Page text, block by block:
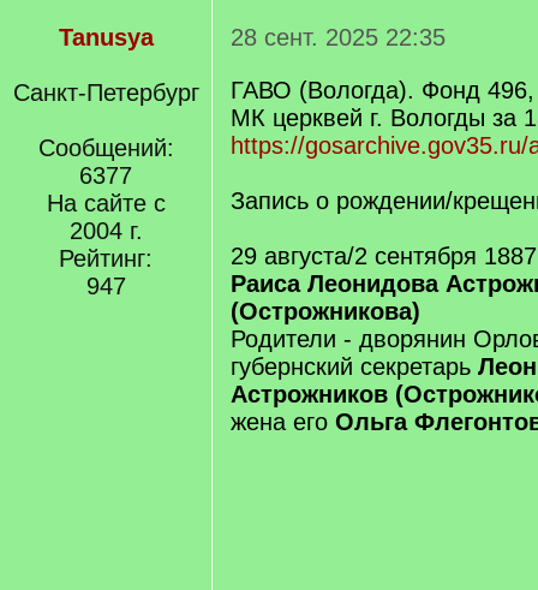
Tanusya
Санкт-Петербург
Сообщений:
6377
На сайте с
2004 г.
Рейтинг:
947
28 сент. 2025 22:35
ГАВО (Вологда). Фонд
МК церквей г. Вологды за
https://
Запись о рождении/
29 августа/2 сентября
Раиса Леонидова
(Острожникова)
Родители - дворянин
губернский секретарь
Астрожников
жена его Ольга